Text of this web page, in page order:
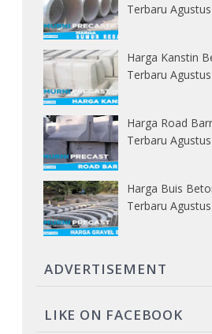
Terbaru
Harga Kanstin
Terbaru
Harga Road
Terbaru
Harga Buis
Terbaru
ADVERTISEMENT
LIKE ON FACEBOOK